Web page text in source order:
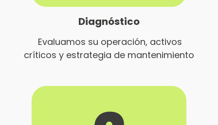
Diagnóstico
Evaluamos su operación, activos
críticos y estrategia de mantenimiento